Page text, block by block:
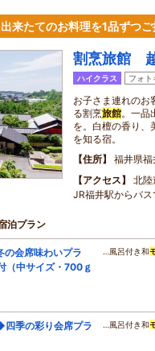
来たてのお料理を1品ずつ
割烹旅館
ハイクラス フォト
お子さま連れのお
る割烹旅館。一品
を。白檀の香り、
を知る宿。
住所
福井県
アクセス
北陸
JR福井駅からバス
泊プラン
の会席味わいプラ
（中サイズ・700ｇ
…風呂付き和
季の彩り会席プラ
…風呂付き和